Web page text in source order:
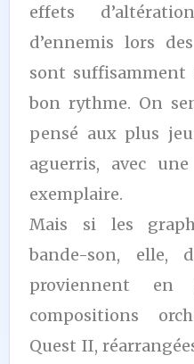
effets
d’ennemis lors
sont
bon rythme. On
pensé aux plus
aguerris, avec
exemplaire.
Mais si les
bande-son, elle,
proviennent
compositions
Quest II,